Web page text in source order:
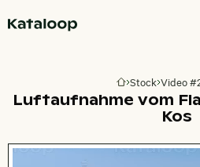
Zur
Stock Video
Luftaufnahme vom
Kos